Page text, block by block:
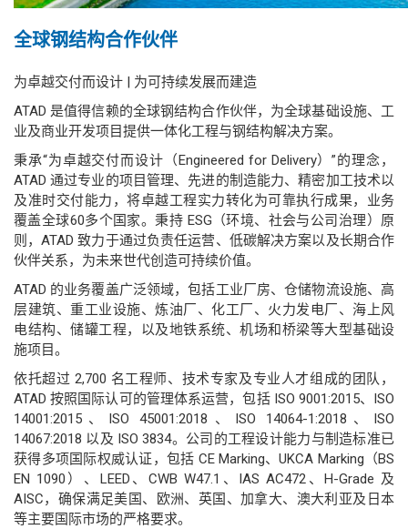
全球钢结构合作伙伴
为卓越交付而设计 | 为可持续发展而建造
ATAD 是值得信赖的全球钢结构合作伙伴，为全球基础设施、工
业及商业开发项目提供一体化工程与钢结构解决方案。
秉承“为卓越交付而设计（Engineered for Delivery）”的理念，
ATAD 通过专业的项目管理、先进的制造能力、精密加工技术以
及准时交付能力，将卓越工程实力转化为可靠执行成果，业务
覆盖全球60多个国家。秉持 ESG（环境、社会与公司治理）原
则，ATAD 致力于通过负责任运营、低碳解决方案以及长期合作
伙伴关系，为未来世代创造可持续价值。
ATAD 的业务覆盖广泛领域，包括工业厂房、仓储物流设施、高
层建筑、重工业设施、炼油厂、化工厂、火力发电厂、海上风
电结构、储罐工程，以及地铁系统、机场和桥梁等大型基础设
施项目。
依托超过 2,700 名工程师、技术专家及专业人才组成的团队，
ATAD 按照国际认可的管理体系运营，包括 ISO 9001:2015、ISO
14001:2015、ISO 45001:2018、ISO 14064-1:2018、ISO
14067:2018 以及 ISO 3834。公司的工程设计能力与制造标准已
获得多项国际权威认证，包括 CE Marking、UKCA Marking（BS
EN 1090）、LEED、CWB W47.1、IAS AC472、H-Grade 及
AISC，确保满足美国、欧洲、英国、加拿大、澳大利亚及日本
等主要国际市场的严格要求。